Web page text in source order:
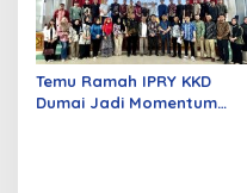
Temu Ramah IPRY KKD
Dumai Jadi Momentum